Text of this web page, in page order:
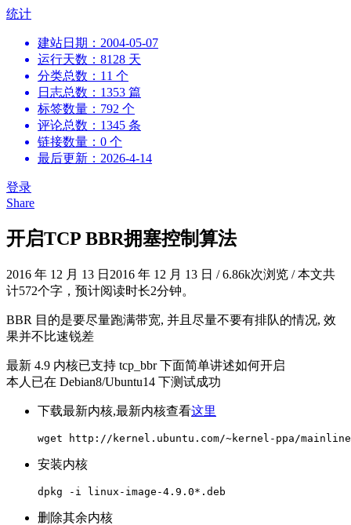
跳
统计
建站日期：2004-05-07
运行天数：8128 天
分类总数：11 个
日志总数：1353 篇
标签数量：792 个
评论总数：1345 条
链接数量：0 个
最后更新：2026-4-14
登录
Share
开启TCP BBR拥塞控制算法
2016 年 12 月 13 日 2016 年 12 月 13 日 /6.86k次浏览 /本文共
计572个字，预计阅读时长2分钟。
BBR 目的是要尽量跑满带宽, 并且尽量不要有排队的情况, 效
果并不比速锐差
最新 4.9 内核已支持 tcp_bbr 下面简单讲述如何开启
本人已在 Debian8/Ubuntu14 下测试成功
下载最新内核,最新内核查看这里
安装内核
删除其余内核